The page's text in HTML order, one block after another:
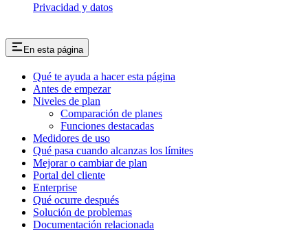
Privacidad y datos
En esta página
Qué te ayuda a hacer esta página
Antes de empezar
Niveles de plan
Comparación de planes
Funciones destacadas
Medidores de uso
Qué pasa cuando alcanzas los límites
Mejorar o cambiar de plan
Portal del cliente
Enterprise
Qué ocurre después
Solución de problemas
Documentación relacionada